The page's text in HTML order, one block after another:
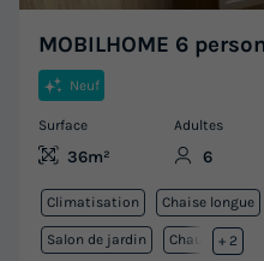
MOBILHOME 6
Neuf
Surface
36m²
Adultes
6
Climatisation Chaise longue
Salon de jardin Chauffage
+ 2